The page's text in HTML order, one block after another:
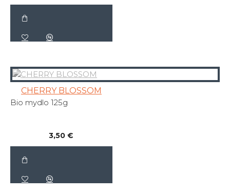
CHERRY BLOSSOM
Bio mydlo 125g
3,50 €